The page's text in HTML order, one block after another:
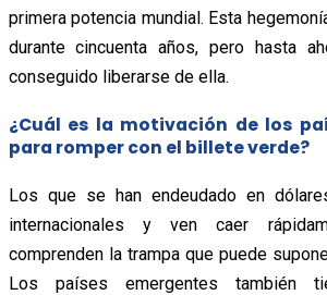
primera potencia mundial. Esta
durante cincuenta años, pero hasta
conseguido liberarse de ella.
¿Cuál es la motivación de los
para romper con el billete verde?
Los que se han endeudado en
internacionales y ven caer
comprenden la trampa que puede
Los países emergentes también